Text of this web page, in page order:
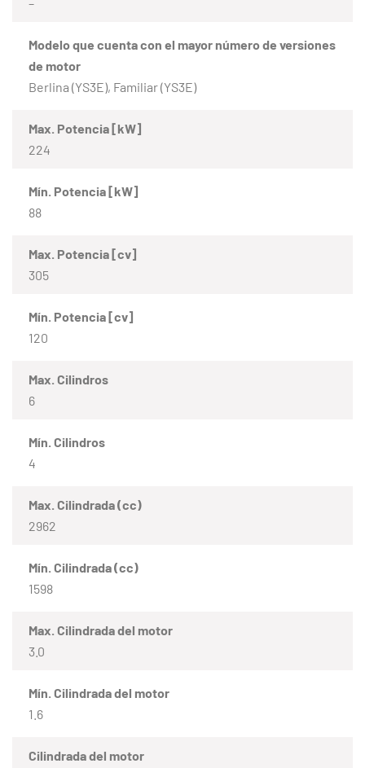
Modelo que cuenta con el mayor número de versiones
de motor
Berlina (YS3E), Familiar (YS3E)
Max. Potencia [kW]
224
Mín. Potencia [kW]
88
Max. Potencia [cv]
305
Mín. Potencia [cv]
120
Max. Cilindros
6
Mín. Cilindros
4
Max. Cilindrada (cc)
2962
Mín. Cilindrada (cc)
1598
Max. Cilindrada del motor
3.0
Mín. Cilindrada del motor
1.6
Cilindrada del motor